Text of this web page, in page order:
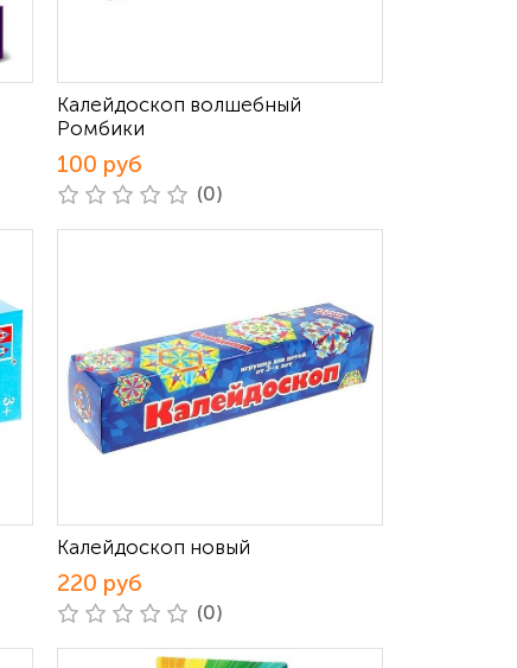
Калейдоскоп волшебный
Ромбики
100 руб
(0)
Калейдоскоп новый
220 руб
(0)